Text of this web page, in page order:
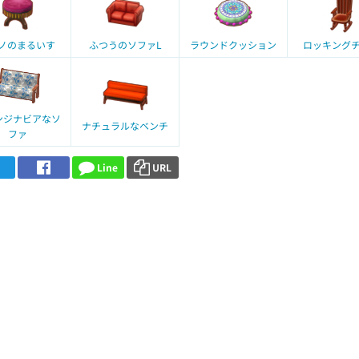
のまるいす ふつうのソファL ラウンドクッション ロッキング
ジナビアなソ
ファ
ナチュラルなベンチ
Line URL